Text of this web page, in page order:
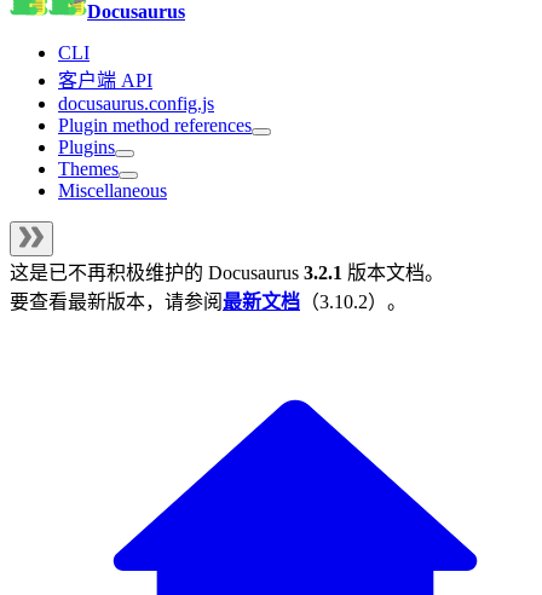
Docusaurus
CLI
客户端 API
docusaurus.config.js
Plugin method references
Plugins
Themes
Miscellaneous
这是已不再积极维护的 Docusaurus 3.2.1 版本文档。
要查看最新版本，请参阅最新文档 （3.10.2）。